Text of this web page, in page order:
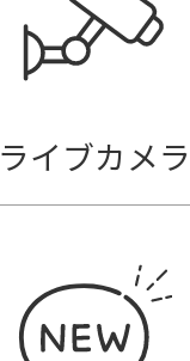
ライブカメラ